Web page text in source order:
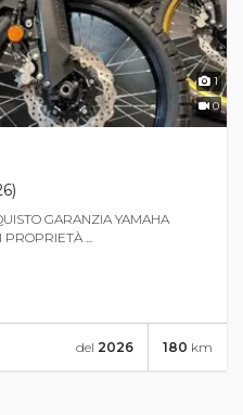
1
0
GARANZIA YAMAHA
...
180 km
del 2026